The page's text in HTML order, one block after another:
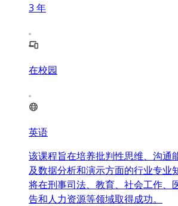
3 年
在校园
英语
该课程旨在培养批判性思维、沟通
及数据分析和演示方面的行业专业
将在刑事司法、教育、社会工作、
告和人力资源等领域取得成功。